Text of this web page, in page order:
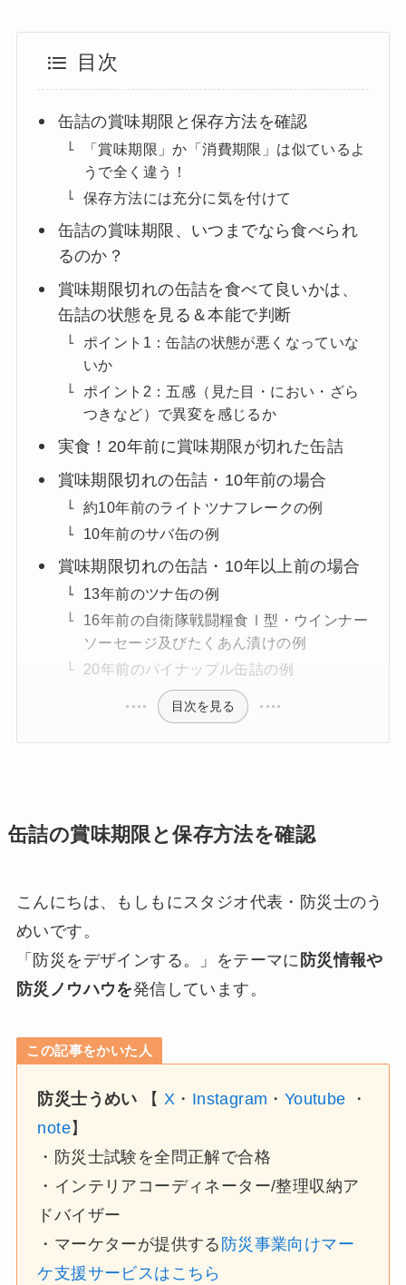
目次
缶詰の賞味期限と保存方法を確認
「賞味期限」か「消費期限」は似ているよ
うで全く違う！
保存方法には充分に気を付けて
缶詰の賞味期限、いつまでなら食べられ
るのか？
賞味期限切れの缶詰を食べて良いかは、
缶詰の状態を見る＆本能で判断
ポイント1：缶詰の状態が悪くなっていな
いか
ポイント2：五感（見た目・におい・ざら
つきなど）で異変を感じるか
実食！20年前に賞味期限が切れた缶詰
賞味期限切れの缶詰・10年前の場合
約10年前のライトツナフレークの例
10年前のサバ缶の例
賞味期限切れの缶詰・10年以上前の場合
13年前のツナ缶の例
16年前の自衛隊戦闘糧食Ⅰ型・ウインナー
ソーセージ及びたくあん漬けの例
20年前のパイナップル缶詰の例
目次を見る
缶詰の賞味期限と保存方法を確認
こんにちは、もしもにスタジオ代表・防災士のう
めいです。
「防災をデザインする。」をテーマに 防災情報や
防災ノウハウを発信しています。
この記事をかいた人
防災士うめい 【 X ・ Instagram ・ Youtube ・
note】
・防災士試験を全問正解で合格
・インテリアコーディネーター/整理収納ア
ドバイザー
・マーケターが提供する 防災事業向けマー
ケ支援サービスはこちら